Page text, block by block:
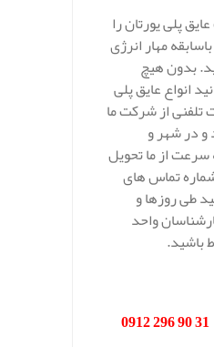
پلی یورتان را
مهار انرژی
بدون هیچ
انواع عایق پلی
تلفنی از شرکت ما
و در شهر و
از ما تحویل
تماس های
طی روزها و
واحد
باشید.
31 90 296 0912